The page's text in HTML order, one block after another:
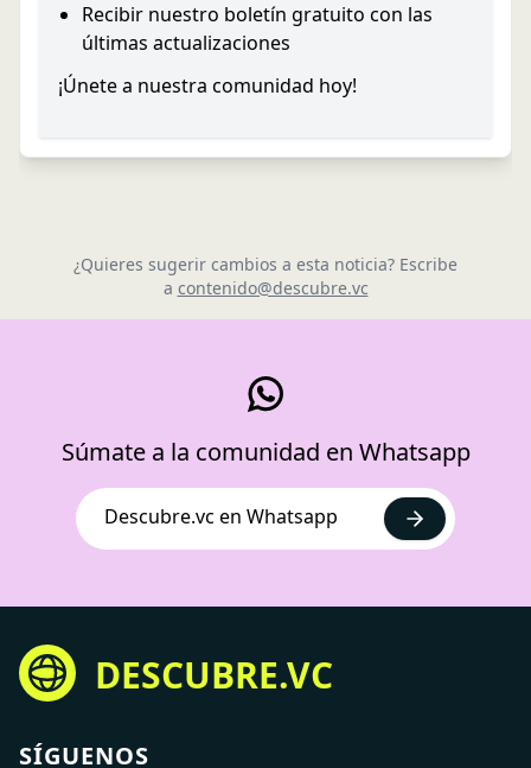
Recibir nuestro boletín gratuito con las
últimas actualizaciones
¡Únete a nuestra comunidad hoy!
¿Quieres sugerir cambios a esta noticia? Escribe
a contenido@descubre.vc
Súmate a la comunidad en Whatsapp
Descubre.vc en Whatsapp
DESCUBRE.VC
SÍGUENOS